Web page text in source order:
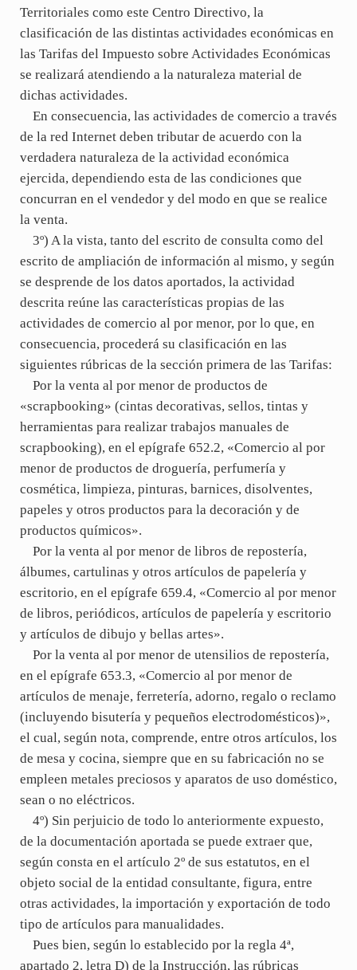
Territoriales como este Centro Directivo, la
clasificación de las distintas actividades económicas en
las Tarifas del Impuesto sobre Actividades Económicas
se realizará atendiendo a la naturaleza material de
dichas actividades.
En consecuencia, las actividades de comercio a través
de la red Internet deben tributar de acuerdo con la
verdadera naturaleza de la actividad económica
ejercida, dependiendo esta de las condiciones que
concurran en el vendedor y del modo en que se realice
la venta.
3º) A la vista, tanto del escrito de consulta como del
escrito de ampliación de información al mismo, y según
se desprende de los datos aportados, la actividad
descrita reúne las características propias de las
actividades de comercio al por menor, por lo que, en
consecuencia, procederá su clasificación en las
siguientes rúbricas de la sección primera de las Tarifas:
Por la venta al por menor de productos de
«scrapbooking» (cintas decorativas, sellos, tintas y
herramientas para realizar trabajos manuales de
scrapbooking), en el epígrafe 652.2, «Comercio al por
menor de productos de droguería, perfumería y
cosmética, limpieza, pinturas, barnices, disolventes,
papeles y otros productos para la decoración y de
productos químicos».
Por la venta al por menor de libros de repostería,
álbumes, cartulinas y otros artículos de papelería y
escritorio, en el epígrafe 659.4, «Comercio al por menor
de libros, periódicos, artículos de papelería y escritorio
y artículos de dibujo y bellas artes».
Por la venta al por menor de utensilios de repostería,
en el epígrafe 653.3, «Comercio al por menor de
artículos de menaje, ferretería, adorno, regalo o reclamo
(incluyendo bisutería y pequeños electrodomésticos)»,
el cual, según nota, comprende, entre otros artículos, los
de mesa y cocina, siempre que en su fabricación no se
empleen metales preciosos y aparatos de uso doméstico,
sean o no eléctricos.
4º) Sin perjuicio de todo lo anteriormente expuesto,
de la documentación aportada se puede extraer que,
según consta en el artículo 2º de sus estatutos, en el
objeto social de la entidad consultante, figura, entre
otras actividades, la importación y exportación de todo
tipo de artículos para manualidades.
Pues bien, según lo establecido por la regla 4ª,
apartado 2, letra D) de la Instrucción, las rúbricas